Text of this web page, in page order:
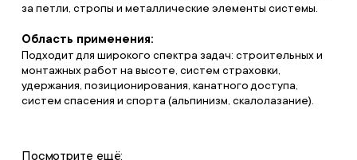
за петли, стропы и металлические элементы системы.
Область применения:
Подходит для широкого спектра задач: строительных и
монтажных работ на высоте, систем страховки,
удержания, позиционирования, канатного доступа,
систем спасения и спорта (альпинизм, скалолазание).
Посмотрите ещё: